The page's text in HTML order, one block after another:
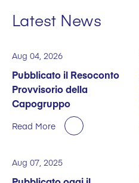
Latest News
Aug 04, 2026
Pubblicato il Resoconto
Provvisorio della
Capogruppo
Read More
Aug 07, 2025